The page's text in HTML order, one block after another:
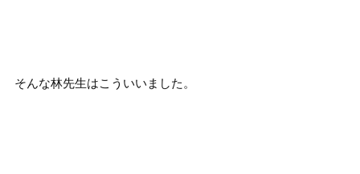
そんな林先生はこういいました。